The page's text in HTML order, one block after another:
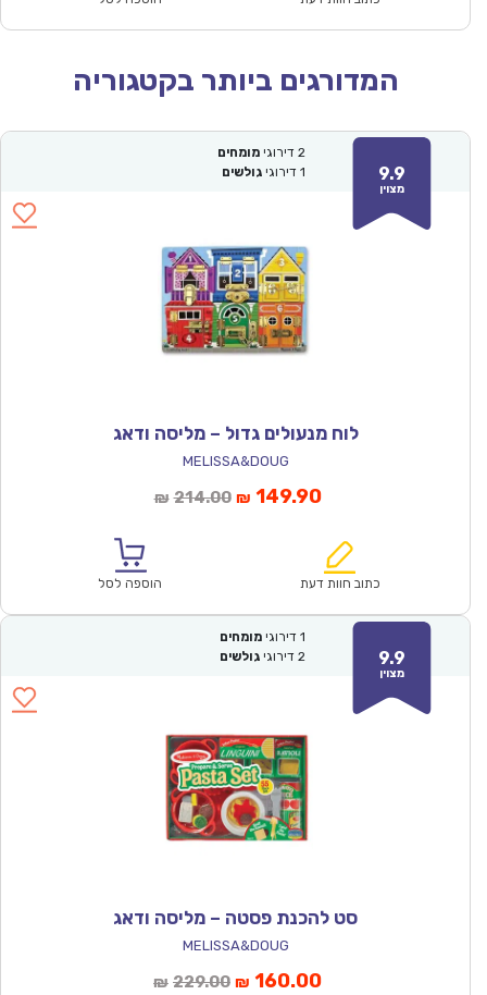
המדורגים ביותר בקטגוריה
9.9
מצוין
2 דירוגי מומחים
1 דירוגי גולשים
לוח מנעולים גדול – מליסה ודאג
MELISSA&DOUG
₪ 214.00המחיר
₪214.00.
₪ 149.90המחיר
הוא:
כתוב חוות דעת הוספה לסל
9.9
מצוין
1 דירוגי מומחים
2 דירוגי גולשים
סט להכנת פסטה – מליסה ודאג
MELISSA&DOUG
₪ 229.00המחיר
₪ 160.00המחיר